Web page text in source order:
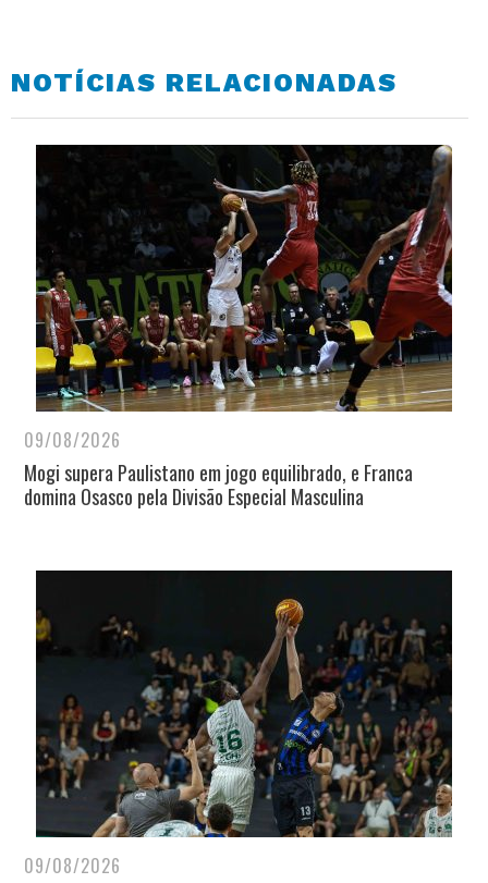
NOTÍCIAS RELACIONADAS
09/08/2026
Mogi supera Paulistano em jogo equilibrado, e Franca
domina Osasco pela Divisão Especial Masculina
09/08/2026